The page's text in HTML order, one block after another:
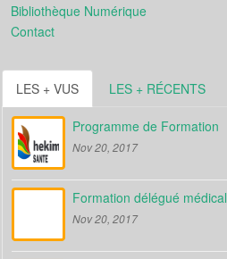
Bibliothèque Numérique
Contact
LES + VUS LES + RÉCENTS
Programme de Formation
Nov 20, 2017
Formation délégué médical
Nov 20, 2017